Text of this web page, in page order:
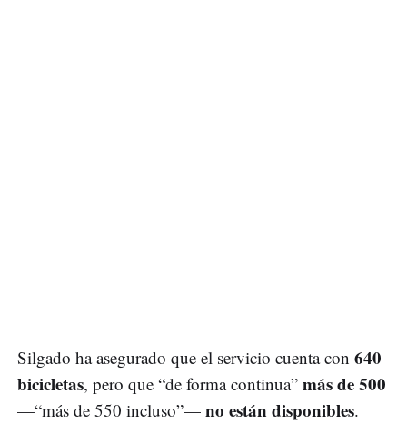
Silgado ha asegurado que el servicio cuenta con 640
bicicletas, pero que “de forma continua” más de 500
—“más de 550 incluso”— no están disponibles.